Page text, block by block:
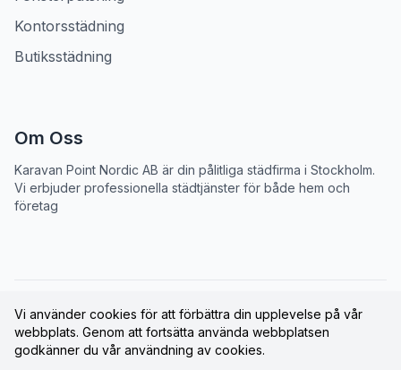
Kontorsstädning
Butiksstädning
Om Oss
Karavan Point Nordic AB är din pålitliga städfirma i Stockholm.
Vi erbjuder professionella städtjänster för både hem och
företag
©2026 Karavan Point Nordic AB. Alla rättigheter
förbehållna.
Vi använder cookies för att förbättra din upplevelse på vår
webbplats. Genom att fortsätta använda webbplatsen
godkänner du vår användning av cookies.